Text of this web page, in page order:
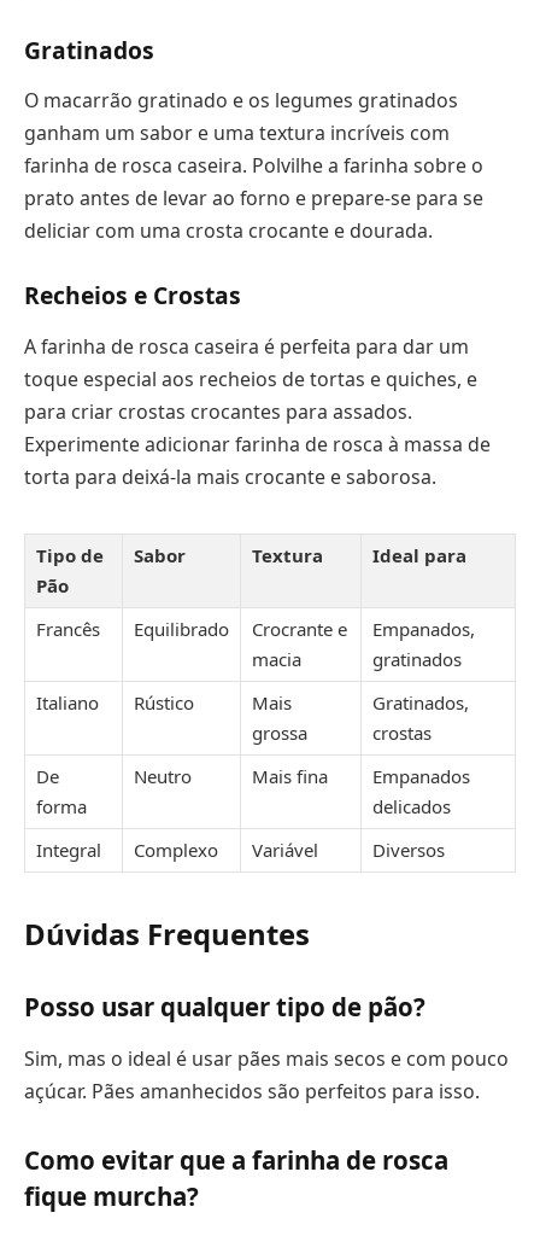
Gratinados
O macarrão gratinado e os legumes gratinados
ganham um sabor e uma textura incríveis com
farinha de rosca caseira. Polvilhe a farinha sobre o
prato antes de levar ao forno e prepare-se para se
deliciar com uma crosta crocante e dourada.
Recheios e Crostas
A farinha de rosca caseira é perfeita para dar um
toque especial aos recheios de tortas e quiches, e
para criar crostas crocantes para assados.
Experimente adicionar farinha de rosca à massa de
torta para deixá-la mais crocante e saborosa.
Tipo de
Pão
Sabor Textura Ideal para
Francês Equilibrado
Crocrante e
macia
Empanados,
gratinados
Italiano
Rústico
Mais
grossa
Gratinados,
crostas
De
forma
Neutro Mais fina
Empanados
delicados
Integral
Complexo Variável Diversos
Dúvidas Frequentes
Posso usar qualquer tipo de pão?
Sim, mas o ideal é usar pães mais secos e com pouco
açúcar. Pães amanhecidos são perfeitos para isso.
Como evitar que a farinha de rosca
fique murcha?